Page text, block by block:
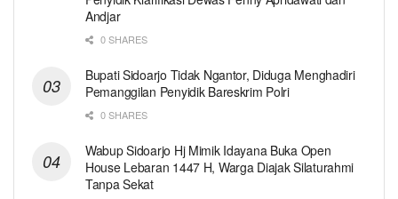
Andjar
0 SHARES
Bupati Sidoarjo Tidak Ngantor, Diduga Menghadiri
Pemanggilan Penyidik Bareskrim Polri
0 SHARES
Wabup Sidoarjo Hj Mimik Idayana Buka Open
House Lebaran 1447 H, Warga Diajak Silaturahmi
Tanpa Sekat